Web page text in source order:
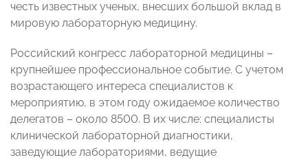
честь известных ученых, внесших большой вклад в
мировую лабораторную медицину.
Российский конгресс лабораторной медицины –
крупнейшее профессиональное событие. С учетом
возрастающего интереса специалистов к
мероприятию, в этом году ожидаемое количество
делегатов – около 8500. В их числе: специалисты
клинической лабораторной диагностики,
заведующие лабораториями, ведущие